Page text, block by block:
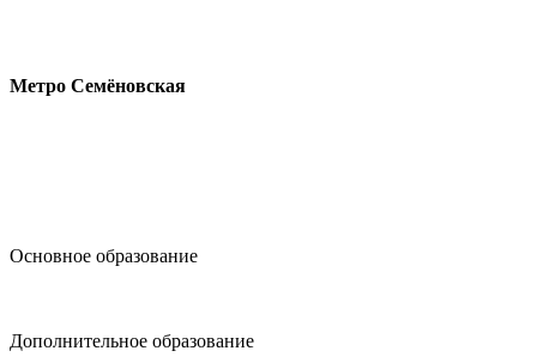
Метро Семёновская
Основное образование
Дополнительное образование